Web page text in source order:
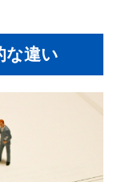
な違い